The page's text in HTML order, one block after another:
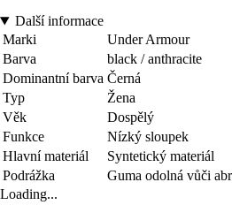
Další informace
Marki
Under Armour
Barva
black / anthracite
Dominantní barva Černá
Typ
Žena
Věk
Dospělý
Funkce
Nízký sloupek
Hlavní materiál
Syntetický materiál
Podrážka
Guma odolná vůči
Loading...